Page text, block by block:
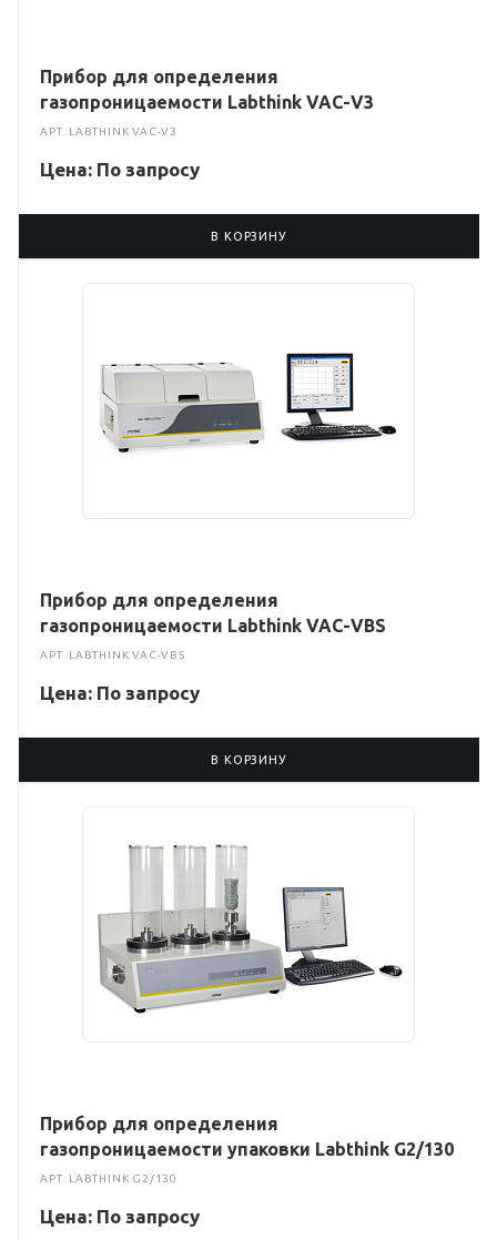
Прибор для определения
газопроницаемости Labthink VAC-V3
АРТ. LABTHINK VAC-V3
Цена: По запросу
В КОРЗИНУ
Прибор для определения
газопроницаемости Labthink VAC-VBS
АРТ. LABTHINK VAC-VBS
Цена: По запросу
В КОРЗИНУ
Прибор для определения
газопроницаемости упаковки Labthink G2/130
АРТ. LABTHINK G2/130
Цена: По запросу